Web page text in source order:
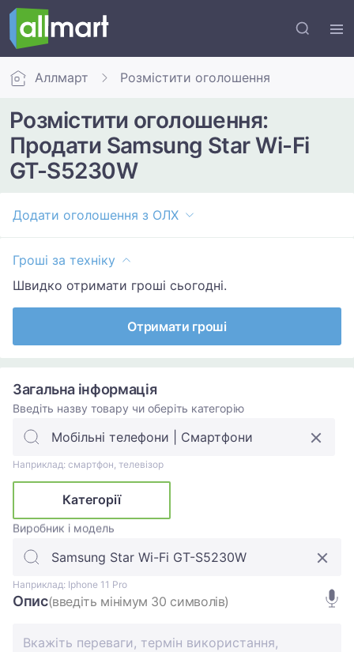
Аллмарт Розмістити оголошення
Розмістити оголошення:
Продати Samsung Star Wi-Fi
GT-S5230W
Додати оголошення з ОЛХ
Гроші за техніку
Швидко отримати гроші сьогодні.
Отримати гроші
Загальна інформація
Введіть назву товару чи оберіть категорію
Наприклад: смартфон, телевізор
Категорії
Виробник і модель
Наприклад: Iphone 11 Pro
Опис(введіть мінімум 30 символів)